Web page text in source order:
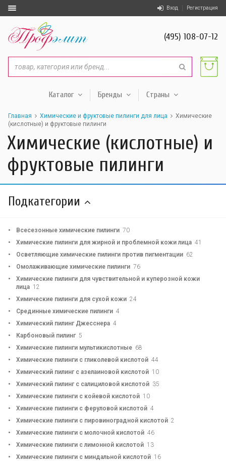
Вход Регистрация
(495) 108-07-12
Каталог Бренды Страны
Главная Химические и фруктовые пилинги для лица
Химические
(кислотные) и фруктовые пилинги
Химические (кислотные) и
фруктовые пилинги
Подкатегории
Всесезонные химические пилинги 70
Химические пилинги для жирной и проблемной кожи лица 41
Осветляющие химические пилинги против пигментации 62
Омолаживающие химические пилинги 76
Химические пилинги для чувствительной и куперозной кожи
лица 12
Химические пилинги для сухой кожи 24
Срединные химические пилинги 4
Химический пилинг Джесснера 4
Карбоновый пилинг 5
Химические пилинги мультикислотные 68
Химические пилинги с гликолевой кислотой 44
Химический пилинг с азелаиновой кислотой 10
Химический пилинг с салициловой кислотой 35
Химические пилинги с койевой кислотой 10
Химические пилинги с феруловой кислотой 4
Химические пилинги с пировиноградной кислотой 2
Химические пилинги с молочной кислотой 46
Химические пилинги с лимонной кислотой 13
Химические пилинги с миндальной кислотой 16